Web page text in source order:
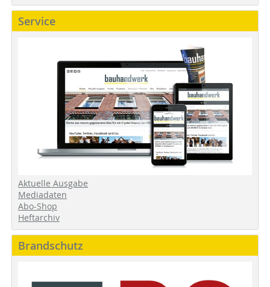
Service
Aktuelle Ausgabe
Mediadaten
Abo-Shop
Heftarchiv
Brandschutz